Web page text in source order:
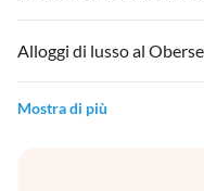
Alloggi di lusso al
Mostra di più